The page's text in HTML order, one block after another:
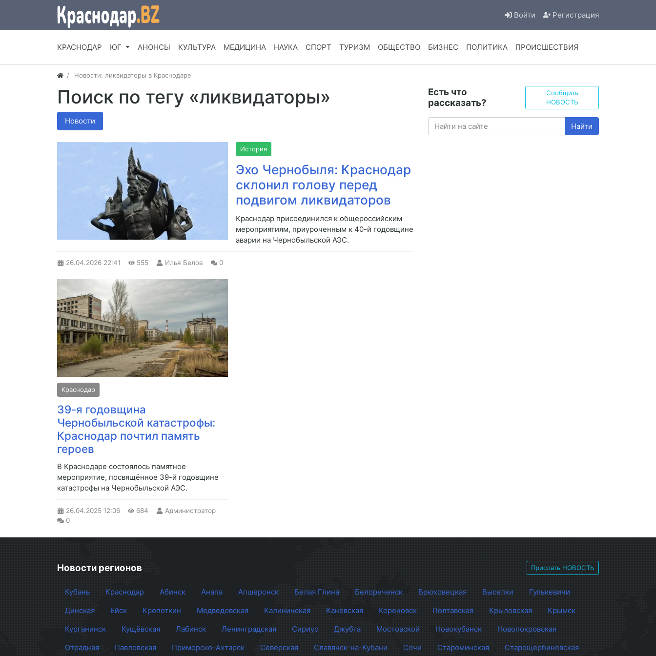
Войти Регистрация
КРАСНОДАР ЮГ АНОНСЫ КУЛЬТУРА МЕДИЦИНА НАУКА СПОРТ ТУРИЗМ ОБЩЕСТВО БИЗНЕС ПОЛИТИКА ПРОИСШЕСТВИЯ
Новости: ликвидаторы в Краснодаре
Поиск по тегу «ликвидаторы»
Новости
История
Эхо Чернобыля: Краснодар
склонил голову перед
подвигом ликвидаторов
Краснодар присоединился к общероссийским
мероприятиям, приуроченным к 40-й годовщине
аварии на Чернобыльской АЭС.
26.04.2026 22:41 555 Илья Белов 0
Краснодар
39-я годовщина
Чернобыльской катастрофы:
Краснодар почтил память
героев
В Краснодаре состоялось памятное
мероприятие, посвящённое 39-й годовщине
катастрофы на Чернобыльской АЭС.
26.04.2025 12:06 684
Администратор
0
Есть что
рассказать?
Сообщить
НОВОСТЬ
Найти
Новости регионов Прислать НОВОСТЬ
Кубань Краснодар Абинск Анапа Апшеронск Белая Глина Белореченск Брюховецкая Выселки
Гулькевичи
Динская
Ейск Кропоткин Медведовская Калининская Каневская Кореновск Полтавская Крыловская
Крымск
Курганинск
Кущёвская Лабинск Ленинградская Сириус Джубга Мостовской Новокубанск
Новопокровская
Отрадная
Павловская Приморско-Ахтарск Северская Славянск-на-Кубани Сочи Староминская Старощербиновская